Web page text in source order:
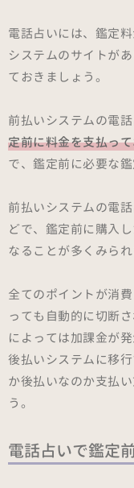
電話占いには、鑑定
システムのサイトが
ておきましょう。
前払いシステムの電
定前に料金を支払っ
で、鑑定前に必要な
前払いシステムの電
どで、鑑定前に購入
なることが多くみられ
全てのポイントが消
っても自動的に切断
によっては加課金が
後払いシステムに移
か後払いなのか支払
う。
電話占いで鑑定